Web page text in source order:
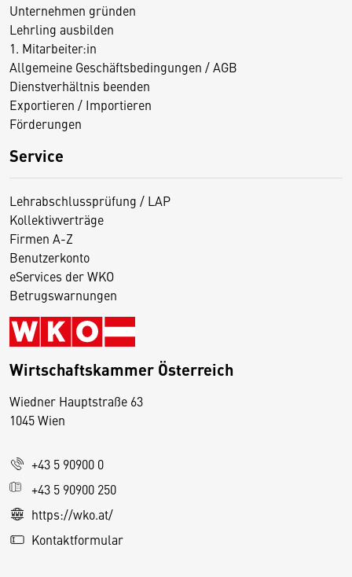
Unternehmen gründen
Lehrling ausbilden
1. Mitarbeiter:in
Allgemeine Geschäftsbedingungen / AGB
Dienstverhältnis beenden
Exportieren / Importieren
Förderungen
Service
Lehrabschlussprüfung / LAP
Kollektivverträge
Firmen A-Z
Benutzerkonto
eServices der WKO
Betrugswarnungen
Wirtschaftskammer Österreich
Wiedner Hauptstraße 63
1045 Wien
+43 5 90900 0
+43 5 90900 250
https://wko.at/
Kontaktformular
D
s
e
S
e